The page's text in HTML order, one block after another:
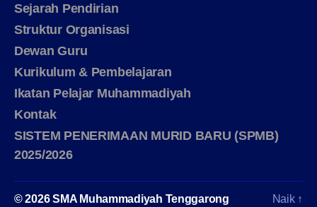
Sejarah Pendirian
Struktur Organisasi
Dewan Guru
Kurikulum & Pembelajaran
Ikatan Pelajar Muhammadiyah
Kontak
SISTEM PENERIMAAN MURID BARU (SPMB)
2025/2026
© 2026SMA Muhammadiyah Tenggarong Naik ↑